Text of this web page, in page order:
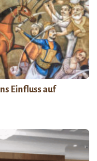
Einfluss auf